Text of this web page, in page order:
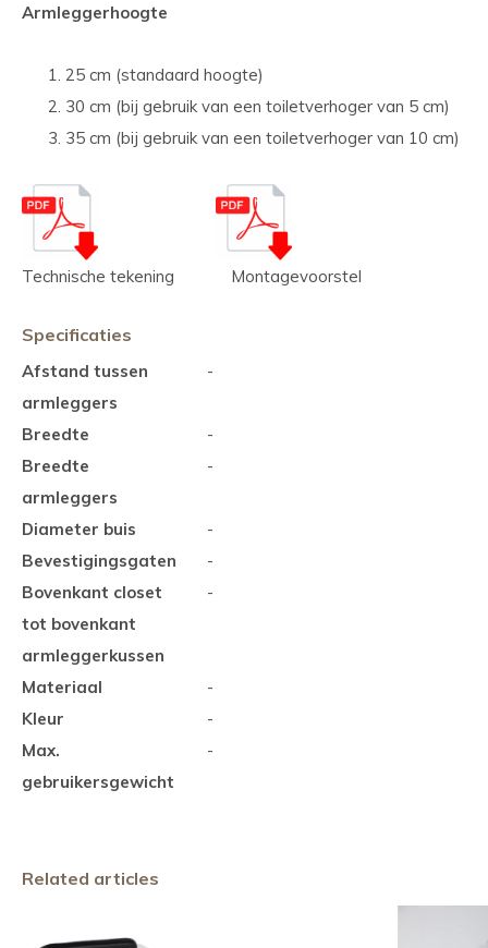
Armleggerhoogte
25 cm (standaard hoogte)
30 cm (bij gebruik van een toiletverhoger van 5 cm)
35 cm (bij gebruik van een toiletverhoger van 10 cm)
Technische tekening Montagevoorstel
Specificaties
Afstand tussen
armleggers
-
Breedte
-
Breedte
armleggers
-
Diameter buis
-
Bevestigingsgaten
-
Bovenkant closet
tot bovenkant
armleggerkussen
-
Materiaal
-
Kleur
-
Max.
gebruikersgewicht
-
Related articles